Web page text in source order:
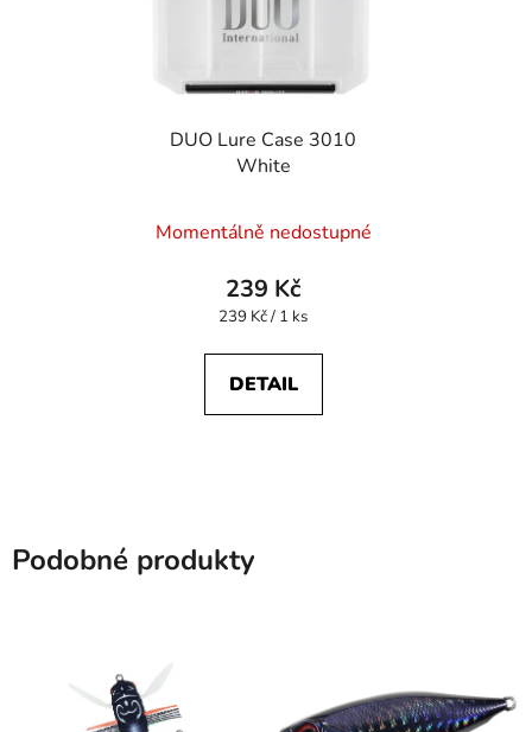
DUO Lure Case 3010
White
Momentálně nedostupné
239 Kč
Měrná
239 Kč / 1 ks
DETAIL
Podobné produkty